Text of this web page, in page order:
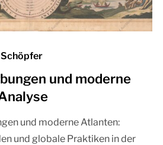
und moderne
und moderne Atlanten:
und globale Praktiken in der